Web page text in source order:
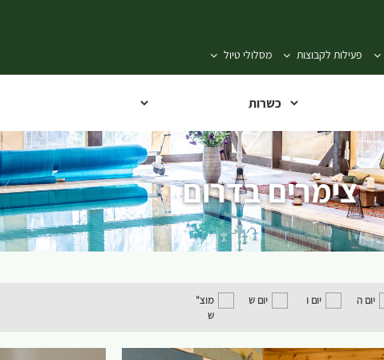
פעילות לקבוצות מסלולי טיול
צימרים בדרום
יום ה יום ו יום ש
מוצ"
ש